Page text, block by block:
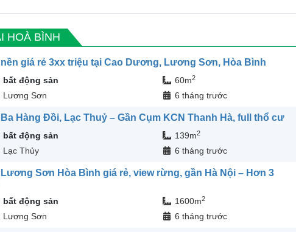
HOÀ BÌNH
nền giá rẻ 3xx triệu tại Cao Dương, Lương Sơn, Hòa Bình
bất động sản
60m2
Lương Sơn 6 tháng trước
Hàng Đồi, Lạc Thuỷ – Gần Cụm KCN Thanh Hà, full thổ cư
bất động sản
139m2
Lạc Thủy 6 tháng trước
Lương Sơn Hòa Bình giá rẻ, view rừng, gần Hà Nội – Hơn 3
bất động sản 1600m2
Lương Sơn 6 tháng trước